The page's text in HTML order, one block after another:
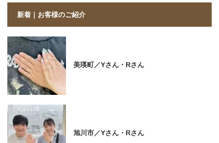
新着｜お客様のご紹介
美瑛町／Yさん・Rさん
旭川市／Yさん・Rさん